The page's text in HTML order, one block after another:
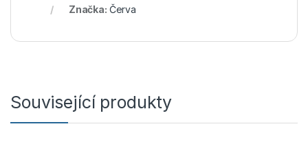
Značka: Červa
Související produkty